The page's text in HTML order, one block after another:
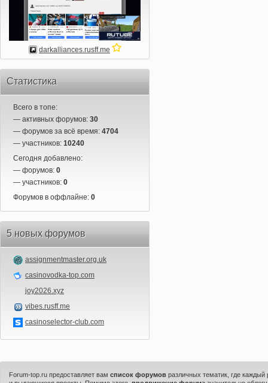
darkalliances.rusff.me
Статистика
Всего в топе:
— активных форумов: 30
— форумов за всё время: 4704
— участников: 10240
Сегодня добавлено:
— форумов: 0
— участников: 0
Форумов в оффлайне: 0
5 новых форумов
assignmentmaster.org.uk
casinovodka-top.com
joy2026.xyz
vibes.rusff.me
casinoselector-club.com
Forum-top.ru предоставляет вамсписок форумов различных тематик, где